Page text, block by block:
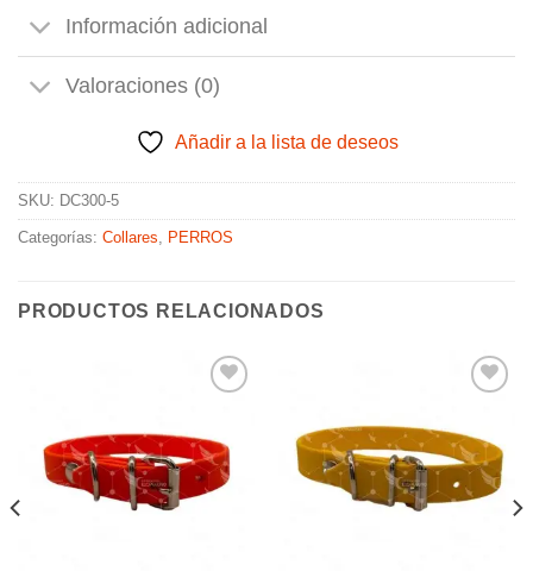
Información adicional
Valoraciones (0)
Añadir a la lista de deseos
SKU: DC300-5
Categorías: Collares PERROS
PRODUCTOS RELACIONADOS
Añadir
a la
lista de
deseos
Añadir
a la
lista de
deseos